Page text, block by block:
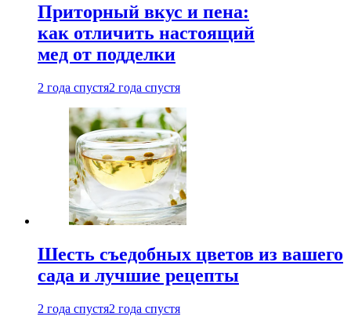
Приторный вкус и пена:
как отличить настоящий
мед от подделки
2 года спустя2 года спустя
Шесть съедобных цветов из вашего
сада и лучшие рецепты
2 года спустя2 года спустя